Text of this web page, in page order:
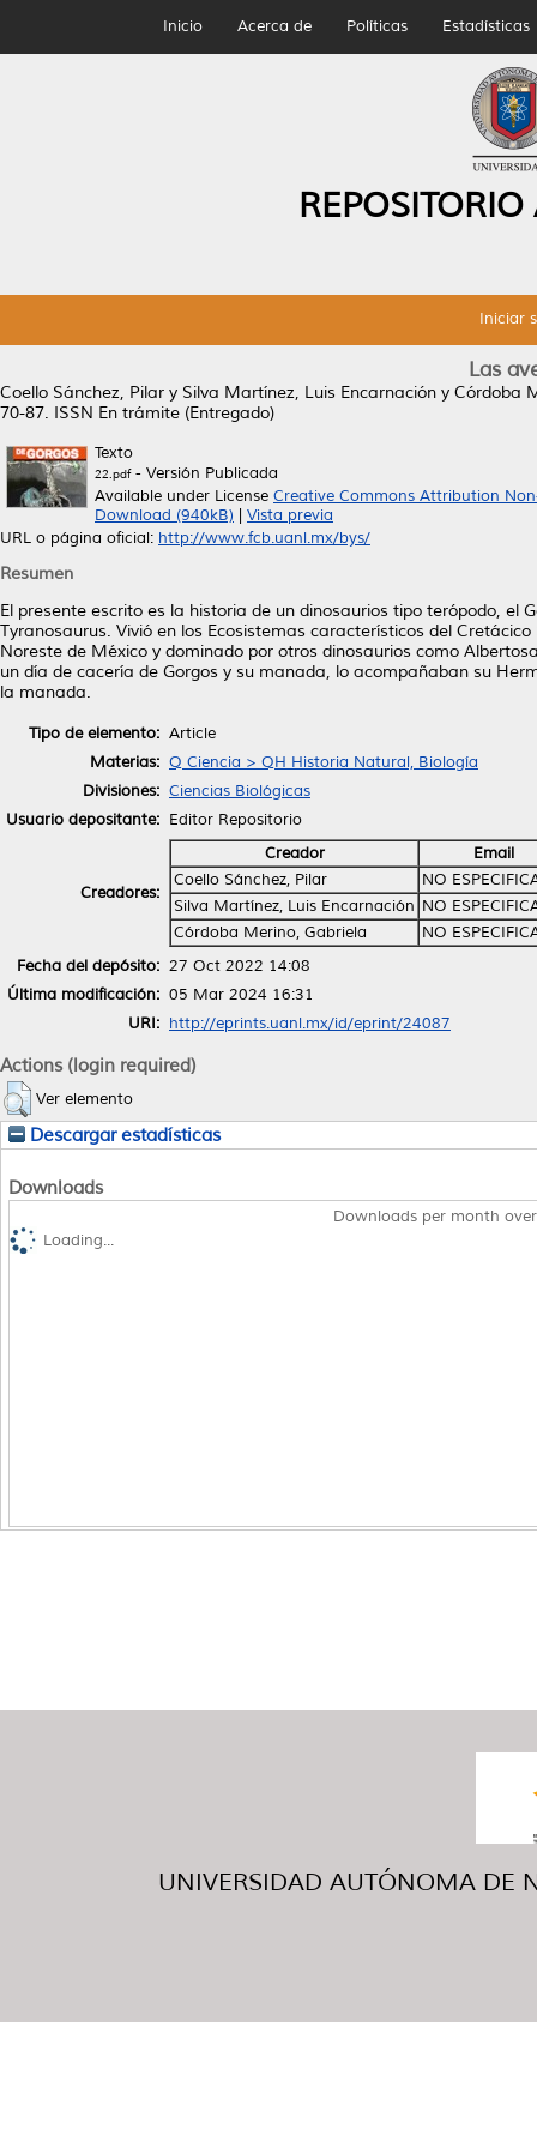
Inicio Acerca de Políticas Estadísticas
Iniciar
Las
Coello Sánchez, Pilar y Silva Martínez, Luis Encarnación y Córdoba
70-87. ISSN En trámite (Entregado)
Texto
22.pdf- Versión Publicada
Available under License Creative Commons Attribution
Download (940kB)
Vista previa
URL o página oficial: http://www.fcb.uanl.mx/bys/
Resumen
El presente escrito es la historia de un dinosaurios tipo terópodo,
Tyranosaurus. Vivió en los Ecosistemas característicos del
Noreste de México y dominado por otros dinosaurios como
un día de cacería de Gorgos y su manada, lo acompañaban su
la manada.
Tipo de elemento: Article
Materias: Q Ciencia > QH Historia Natural, Biología
Divisiones: Ciencias Biológicas
Usuario depositante: Editor Repositorio
Creadores:
Creador
Email
Coello Sánchez, Pilar
NO
Silva Martínez, Luis Encarnación NO
Córdoba Merino, Gabriela
NO
Fecha del depósito: 27 Oct 2022 14:08
Última modificación: 05 Mar 2024 16:31
URI: http://eprints.uanl.mx/id/eprint/24087
Actions (login required)
Ver elemento
Descargar estadísticas
Downloads
Downloads per month
Loading...
UNIVERSIDAD AUTÓNOMA DE